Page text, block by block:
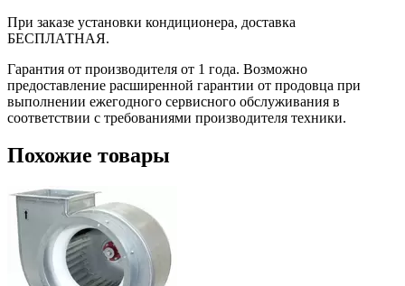
При заказе установки кондиционера, доставка
БЕСПЛАТНАЯ.
Гарантия от производителя от 1 года. Возможно
предоставление расширенной гарантии от продовца при
выполнении ежегодного сервисного обслуживания в
соответствии с требованиями производителя техники.
Похожие товары